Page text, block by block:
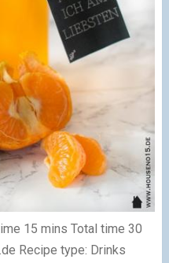
15 mins Total time 30
Recipe type: Drinks